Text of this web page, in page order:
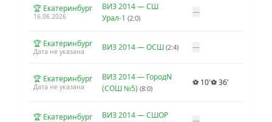
🏆 Екатеринбург
16.06.2026
ВИЗ 2014 — СШ
Урал-1 (2:0)
—
🏆 Екатеринбург
Дата не указана ВИЗ 2014 — ОСШ (2:4) —
🏆 Екатеринбург
Дата не указана
ВИЗ 2014 — ГородN
(СОШ №5) (8:0)
⚽ 10'⚽ 36'
🏆 Екатеринбург
ВИЗ 2014 — СШОР